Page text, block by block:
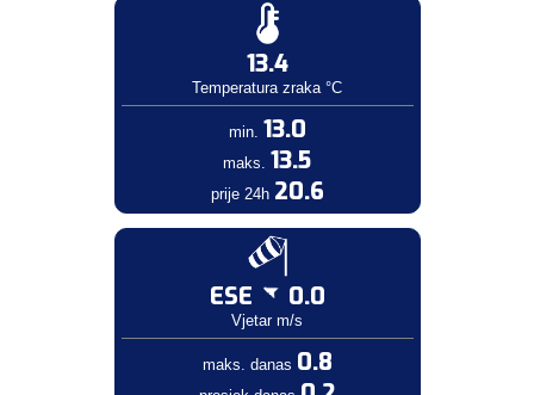
13.4
Temperatura zraka °C
min. 13.0
maks. 13.5
prije 24h 20.6
ESE 0.0
Vjetar m/s
maks. danas 0.8